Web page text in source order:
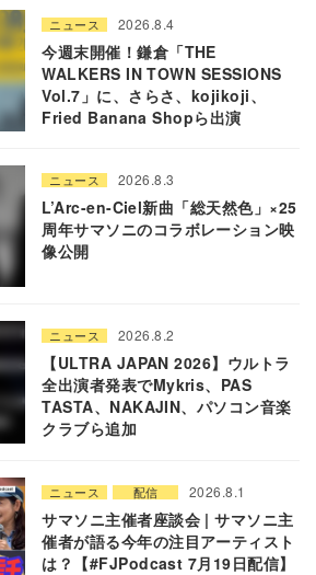
ニュース 2026.8.4
今週末開催！鎌倉「THE
WALKERS IN TOWN SESSIONS
Vol.7」に、さらさ、kojikoji、
Fried Banana Shopら出演
ニュース 2026.8.3
L’Arc-en-Ciel新曲「総天然色」×25
周年サマソニのコラボレーション映
像公開
ニュース 2026.8.2
【ULTRA JAPAN 2026】ウルトラ
全出演者発表でMykris、PAS
TASTA、NAKAJIN、パソコン音楽
クラブら追加
ニュース 配信 2026.8.1
サマソニ主催者座談会 | サマソニ主
催者が語る今年の注目アーティスト
は？【#FJPodcast 7月19日配信】